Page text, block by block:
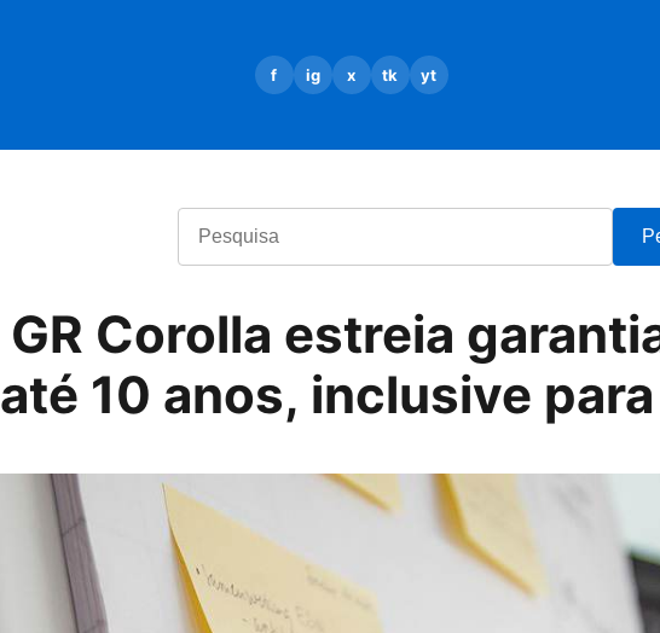
f ig x tk yt
Pesquisa
GR Corolla estreia
até 10 anos, inclusive